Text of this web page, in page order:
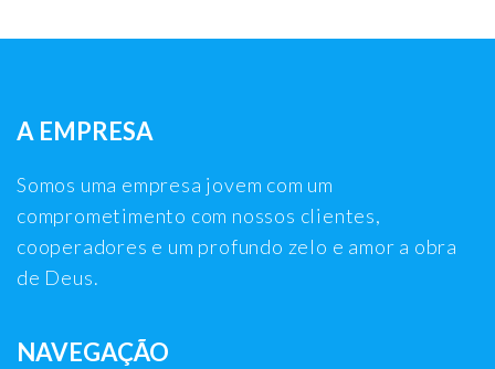
A EMPRESA
Somos uma empresa jovem com um
comprometimento com nossos clientes,
cooperadores e um profundo zelo e amor a obra
de Deus.
NAVEGAÇÃO